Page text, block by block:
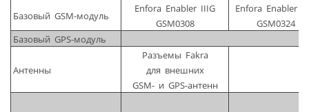
Базовый GSM-модуль
Enfora Enabler IIIG
GSM0308
Enfora Enabler
GSM0324
Базовый GPS-модуль
Антенны
Разъемы Fakra
для внешних
GSM- и GPS-антенн